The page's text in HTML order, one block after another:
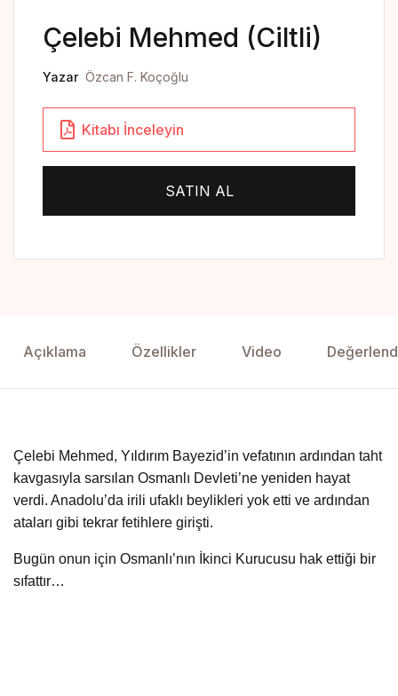
Yedikıta Dergisi
İnsan ve Hayat Dergisi
Çamlıca Çocuk Dergisi
Çamlıca Kids Magazine
Çelebi Mehmed (Ciltli)
Yazar Özcan F. Koçoğlu
Kitabı İnceleyin
SATIN AL
Açıklama Özellikler Video
Çelebi Mehmed, Yıldırım Bayezid’in vefatının ardından taht
kavgasıyla sarsılan Osmanlı Devleti’ne yeniden hayat
verdi. Anadolu’da irili ufaklı beylikleri yok etti ve ardından
ataları gibi tekrar fetihlere girişti.
Bugün onun için Osmanlı’nın İkinci Kurucusu hak ettiği bir
sıfattır…